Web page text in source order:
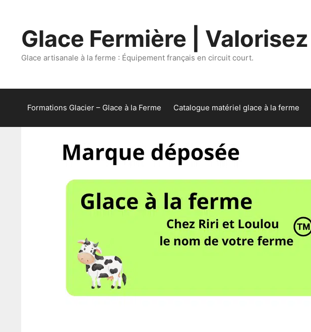
contenuGlace Fermière |
Glace artisanale à la ferme : Équipement français en circuit court.
Formations Glacier – Glace à la Ferme Catalogue matériel glace à la ferme